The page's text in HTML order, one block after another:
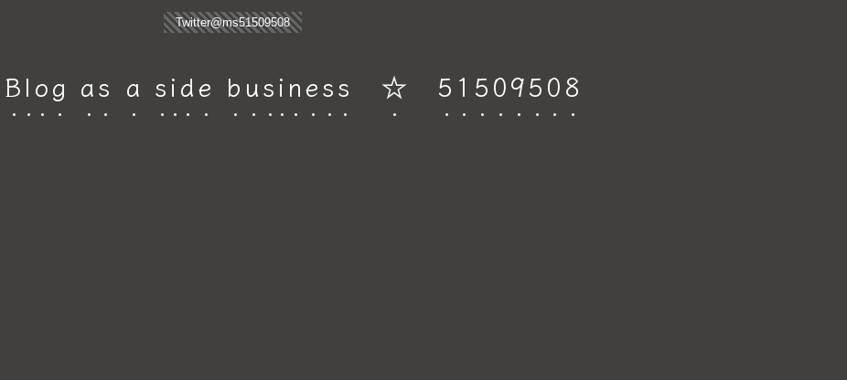
Twitter@ms51509508
as a side business ☆ 51509508